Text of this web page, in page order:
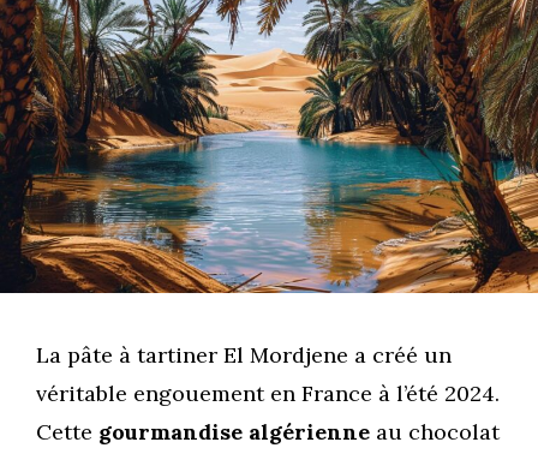
La pâte à tartiner El Mordjene a créé un
véritable engouement en France à l’été 2024.
Cette gourmandise algérienne au chocolat